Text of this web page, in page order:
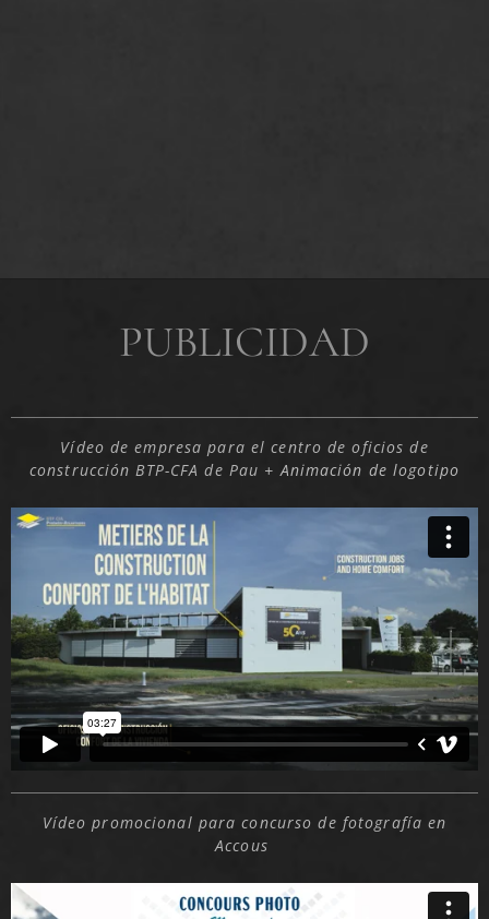
PUBLICIDAD
Vídeo de empresa para el centro de oficios de
construcción BTP-CFA de Pau + Animación de logotipo
Vídeo promocional para concurso de fotografía en
Accous